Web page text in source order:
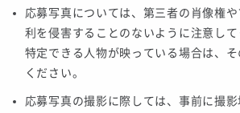
応募写真については、第三者の肖像権
利を侵害することのないように注意し
特定できる人物が映っている場合は、
ください。
応募写真の撮影に際しては、事前に撮